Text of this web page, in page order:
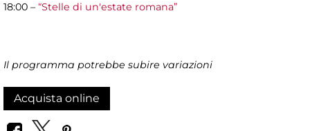
18:00 – “Stelle di un'estate romana”
Il programma potrebbe subire variazioni
Acquista online